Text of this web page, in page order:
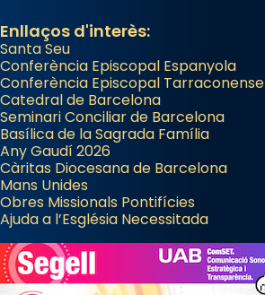
Enllaços d'interès:
Santa Seu
Conferència Episcopal Espanyola
Conferència Episcopal Tarraconense
Catedral de Barcelona
Seminari Conciliar de Barcelona
Basílica de la Sagrada Família
Any Gaudí 2026
Càritas Diocesana de Barcelona
Mans Unides
Obres Missionals Pontifícies
Ajuda a l’Església Necessitada